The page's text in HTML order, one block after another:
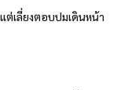
ต่เลี่ยงตอบปมเดินหน้า